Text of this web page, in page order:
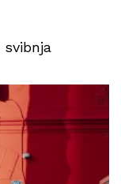
svibnja